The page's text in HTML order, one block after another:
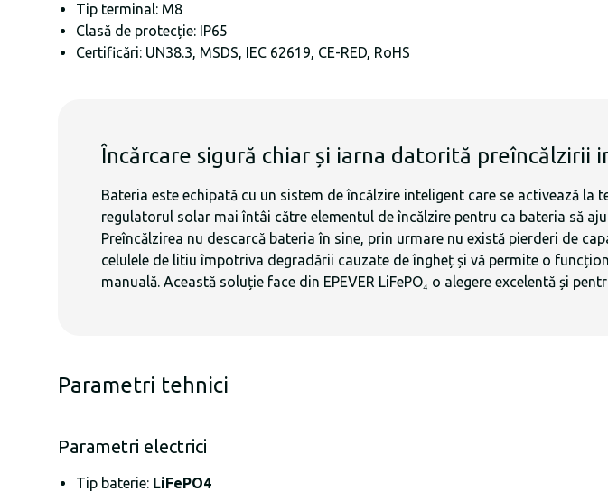
Tip terminal: M8
Clasă de protecție: IP65
Certificări: UN38.3, MSDS, IEC 62619, CE-RED, RoHS
Încărcare sigură chiar și iarna datorită preîncălzirii
Bateria este echipată cu un sistem de încălzire inteligent care se activează la
regulatorul solar mai întâi către elementul de încălzire pentru ca bateria să
Preîncălzirea nu descarcă bateria în sine, prin urmare nu există pierderi de
celulele de litiu împotriva degradării cauzate de îngheț și vă permite o
manuală. Această soluție face din EPEVER LiFePO₄ o alegere excelentă și
Parametri tehnici
Parametri electrici
Tip baterie: LiFePO4